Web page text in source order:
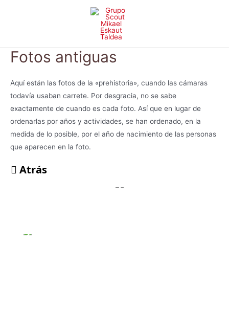
Fotos antiguas
Aquí están las fotos de la «prehistoria», cuando las cámaras
todavía usaban carrete. Por desgracia, no se sabe
exactamente de cuando es cada foto. Así que en lugar de
ordenarlas por años y actividades, se han ordenado, en la
medida de lo posible, por el año de nacimiento de las personas
que aparecen en la foto.
Atrás